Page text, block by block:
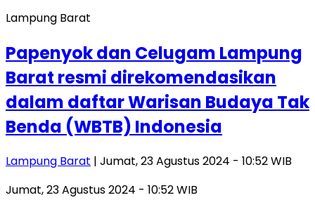
Lampung Barat
Papenyok dan Celugam Lampung
Barat resmi direkomendasikan
dalam daftar Warisan Budaya Tak
Benda (WBTB) Indonesia
Lampung Barat | Jumat, 23 Agustus 2024 - 10:52 WIB
Jumat, 23 Agustus 2024 - 10:52 WIB